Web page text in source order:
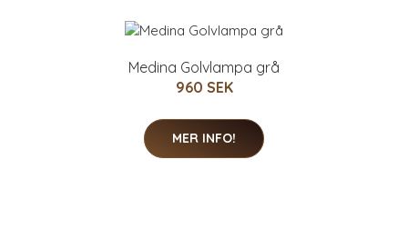
Medina Golvlampa grå
960 SEK
MER INFO!